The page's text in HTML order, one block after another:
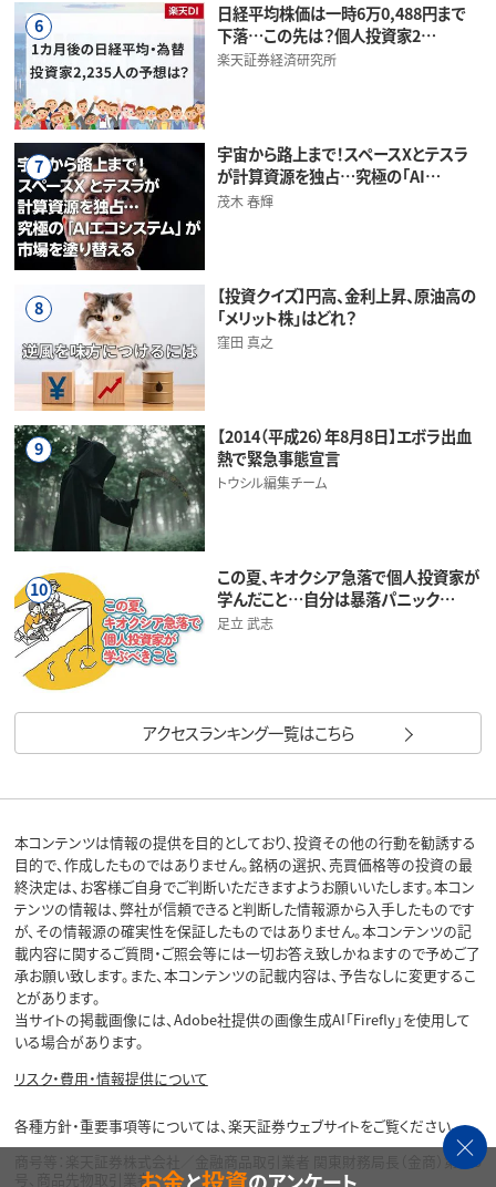
6
日経平均株価は一時6万0,488円まで
下落…この先は？個人投資家2…
楽天証券経済研究所
7
宇宙から路上まで！スペースXとテスラ
が計算資源を独占…究極の「AI…
茂木 春輝
8
【投資クイズ】円高、金利上昇、原油高の
「メリット株」はどれ？
窪田 真之
9
【2014（平成26）年8月8日】エボラ出血
熱で緊急事態宣言
トウシル編集チーム
10
この夏、キオクシア急落で個人投資家が
学んだこと…自分は暴落パニック…
足立 武志
アクセスランキング一覧はこちら
本コンテンツは情報の提供を目的としており、投資その他の行動を勧誘する
目的で、作成したものではありません。銘柄の選択、売買価格等の投資の最
終決定は、お客様ご自身でご判断いただきますようお願いいたします。本コン
テンツの情報は、弊社が信頼できると判断した情報源から入手したものです
が、その情報源の確実性を保証したものではありません。本コンテンツの記
載内容に関するご質問・ご照会等には一切お答え致しかねますので予めご了
承お願い致します。また、本コンテンツの記載内容は、予告なしに変更するこ
とがあります。
当サイトの掲載画像には、Adobe社提供の画像生成AI「Firefly」を使用して
いる場合があります。
リスク・費用・情報提供について
各種方針・重要事項等については、楽天証券ウェブサイトをご覧ください。
商号等：楽天証券株式会社／金融商品取引業者 関東財務局長（金商）第195
号、商品先物取引業者お金 投資